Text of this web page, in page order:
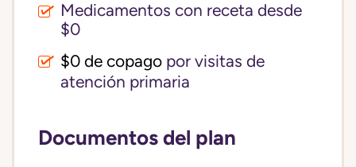
Medicamentos con receta desde
$0
$0 de copago por visitas de
atención primaria
Documentos del plan